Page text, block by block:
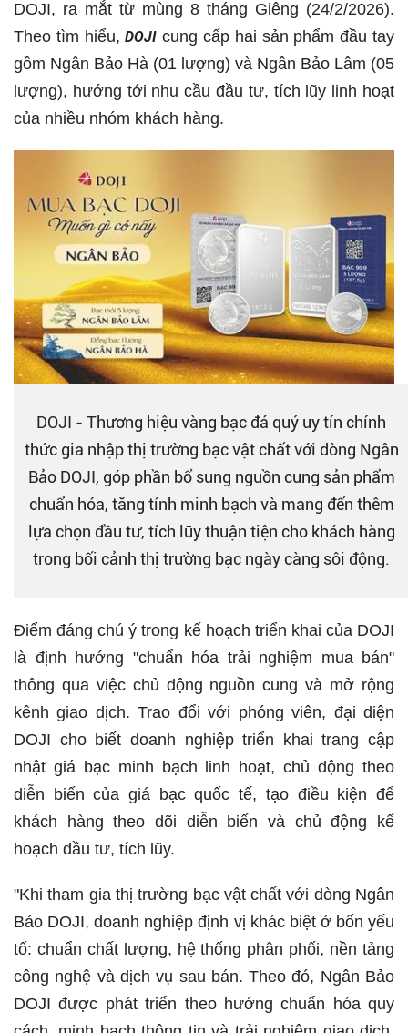
DOJI, ra mắt từ mùng 8 tháng Giêng (24/2/2026).
Theo tìm hiểu,DOJI cung cấp hai sản phẩm đầu tay
gồm Ngân Bảo Hà (01 lượng) và Ngân Bảo Lâm (05
lượng), hướng tới nhu cầu đầu tư, tích lũy linh hoạt
của nhiều nhóm khách hàng.
DOJI - Thương hiệu vàng bạc đá quý uy tín chính
thức gia nhập thị trường bạc vật chất với dòng Ngân
Bảo DOJI, góp phần bổ sung nguồn cung sản phẩm
chuẩn hóa, tăng tính minh bạch và mang đến thêm
lựa chọn đầu tư, tích lũy thuận tiện cho khách hàng
trong bối cảnh thị trường bạc ngày càng sôi động.
Điểm đáng chú ý trong kế hoạch triển khai của DOJI
là định hướng "chuẩn hóa trải nghiệm mua bán"
thông qua việc chủ động nguồn cung và mở rộng
kênh giao dịch. Trao đổi với phóng viên, đại diện
DOJI cho biết doanh nghiệp triển khai trang cập
nhật giá bạc minh bạch linh hoạt, chủ động theo
diễn biến của giá bạc quốc tế, tạo điều kiện để
khách hàng theo dõi diễn biến và chủ động kế
hoạch đầu tư, tích lũy.
"Khi tham gia thị trường bạc vật chất với dòng Ngân
Bảo DOJI, doanh nghiệp định vị khác biệt ở bốn yếu
tố: chuẩn chất lượng, hệ thống phân phối, nền tảng
công nghệ và dịch vụ sau bán. Theo đó, Ngân Bảo
DOJI được phát triển theo hướng chuẩn hóa quy